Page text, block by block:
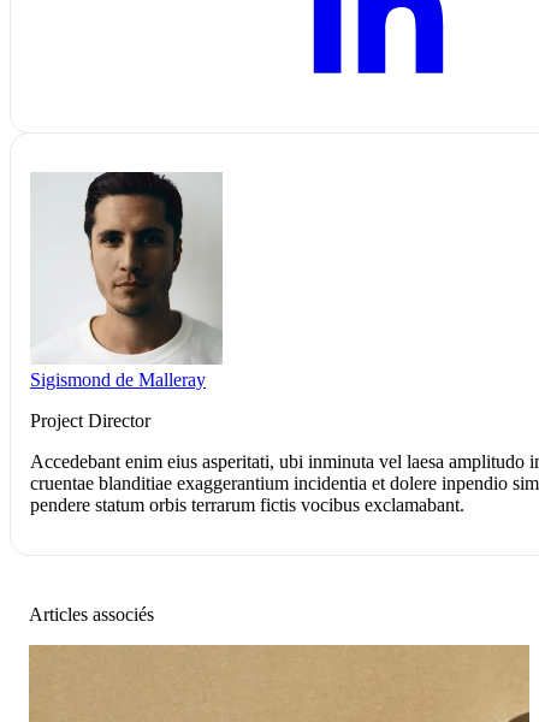
Sigismond de Malleray
Project Director
Accedebant enim eius asperitati, ubi inminuta vel laesa
cruentae blanditiae exaggerantium incidentia et dolere inpendio
pendere statum orbis terrarum fictis vocibus exclamabant.
Articles associés